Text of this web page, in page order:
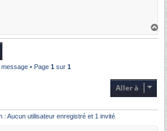
H
message • Page 1 sur 1
Aller à
: Aucun utilisateur enregistré et 1 invité